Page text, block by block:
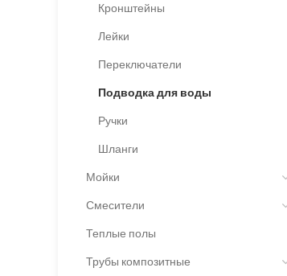
Кронштейны
Лейки
Переключатели
Подводка для воды
Ручки
Шланги
Мойки
Смесители
Теплые полы
Трубы композитные